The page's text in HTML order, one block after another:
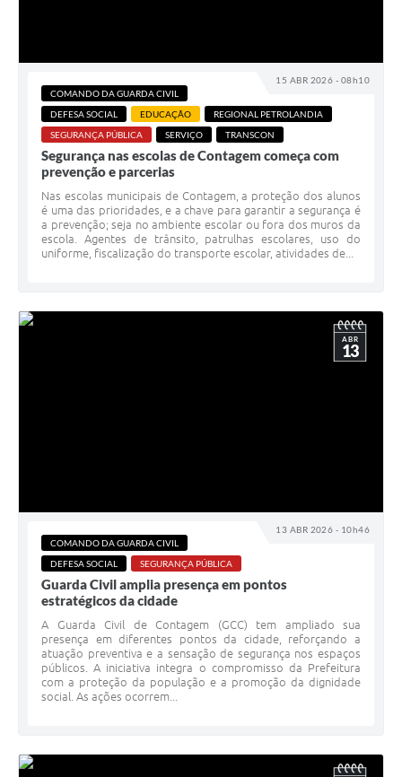
15 ABR 2026 - 08h10
COMANDO DA GUARDA CIVIL
DEFESA SOCIAL
EDUCAÇÃO
REGIONAL PETROLANDIA
SEGURANÇA PÚBLICA
SERVIÇO TRANSCON
Segurança nas escolas de Contagem começa com
prevenção e parcerias
Nas escolas municipais de Contagem, a proteção dos alunos
é uma das prioridades, e a chave para garantir a segurança é
a prevenção; seja no ambiente escolar ou fora dos muros da
escola. Agentes de trânsito, patrulhas escolares, uso do
uniforme, fiscalização do transporte escolar, atividades de...
13 ABR 2026 - 10h46
ABR
13
COMANDO DA GUARDA CIVIL
DEFESA SOCIAL
SEGURANÇA PÚBLICA
Guarda Civil amplia presença em pontos
estratégicos da cidade
A Guarda Civil de Contagem (GCC) tem ampliado sua
presença em diferentes pontos da cidade, reforçando a
atuação preventiva e a sensação de segurança nos espaços
públicos. A iniciativa integra o compromisso da Prefeitura
com a proteção da população e a promoção da dignidade
social. As ações ocorrem...